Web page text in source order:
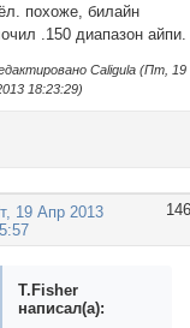
похоже, билайн
.150 диапазон айпи.
Caligula (Пт, 19
18:23:29)
146
19 Апр 2013
T.Fisher
написал(а):